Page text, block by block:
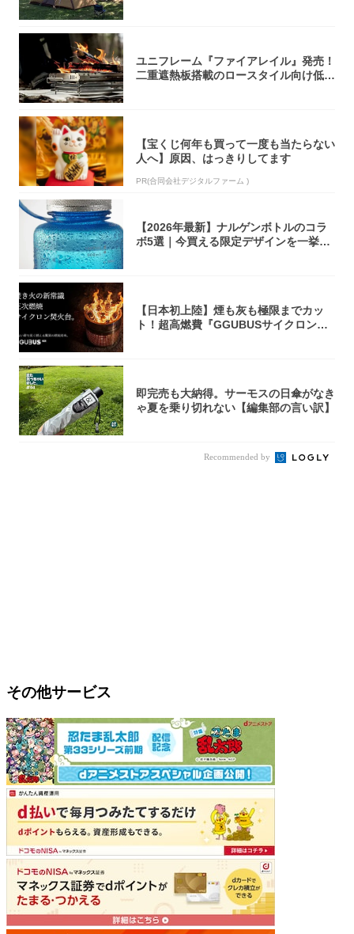
ユニフレーム『ファイアレイル』発売！
二重遮熱板搭載のロースタイル向け低型
【宝くじ何年も買って一度も当たらない
人へ】原因、はっきりしてます
PR(合同会社デジタルファーム )
【2026年最新】ナルゲンボトルのコラ
ボ5選｜今買える限定デザインを一挙紹
【日本初上陸】煙も灰も極限までカッ
ト！超高燃費『GGUBUSサイクロン焚
即完売も大納得。サーモスの日傘がなき
ゃ夏を乗り切れない【編集部の言い訳】
Recommended by
その他サービス